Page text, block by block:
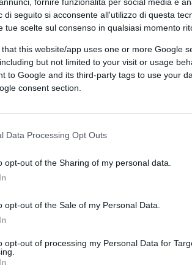
di seguito si acconsente all'utilizzo di questa
tue scelte sul consenso in qualsiasi momento
that this website/app uses one or more Google
but not limited to your visit or usage
to Google and its third-party tags to use your
consent section.
Data Processing Opt Outs
opt-out of the Sharing of my personal data.
opt-out of the Sale of my Personal Data.
opt-out of processing my Personal Data for
nel mondo. Essi si confermano,
dei “turisti della storia”.
Carney
un simulacro del potere che
quanto le cose stiano
trasformato in un mondo a trazione
, termine che raggruppa un
americano non è più
i suoi infiniti miliardi di dollari
che rendevano il
nuovo spirito si affaccia
buona pace di chi riteneva la
dimenticato imperialismo.